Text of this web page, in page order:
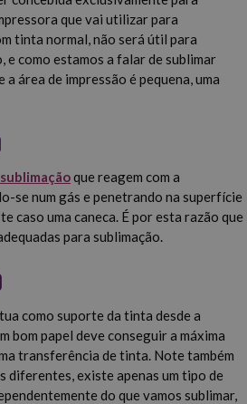
que vai utilizar para
tinta normal, não será útil para
e como estamos a falar de sublimar
a área de impressão é pequena, uma
que reagem com a
se num gás e penetrando na superfície
caso uma caneca. É por esta razão que
para sublimação.
como suporte da tinta desde a
bom papel deve conseguir a máxima
transferência de tinta. Note também
diferentes, existe apenas um tipo de
do que vamos sublimar,